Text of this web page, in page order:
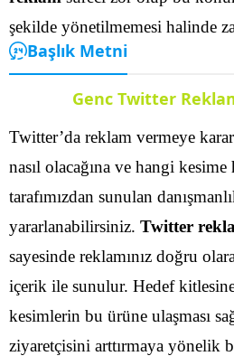
şekilde yönetilmemesi halinde
Başlık Metni
Genc Twitter
Twitter’da reklam vermeye
nasıl olacağına ve hangi
tarafımızdan sunulan
yararlanabilirsiniz. Twitter
sayesinde reklamınız doğru
içerik ile sunulur. Hedef
kesimlerin bu ürüne ulaşması
ziyaretçisini arttırmaya yönelik